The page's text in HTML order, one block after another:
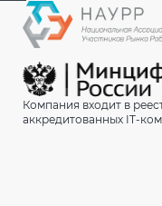
Компания входит в
аккредитованных IT-